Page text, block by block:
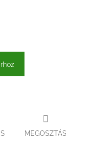
MEGOSZTÁS